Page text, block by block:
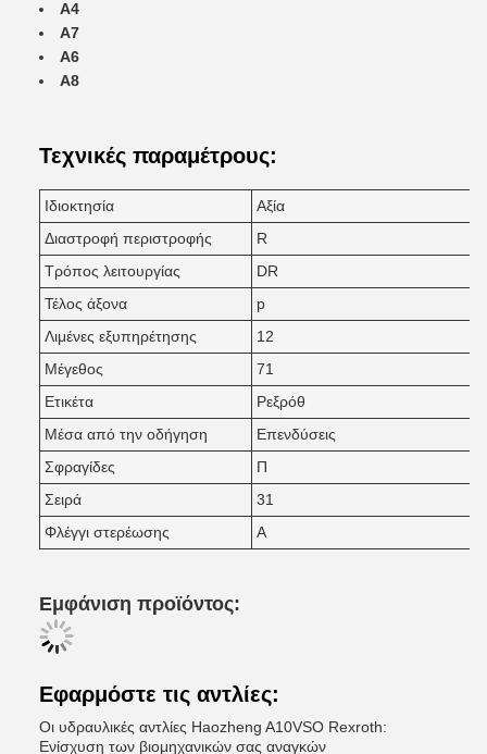
Α4
Α7
Α6
Α8
Τεχνικές παραμέτρους:
Ιδιοκτησία
Αξία
Διαστροφή περιστροφής
R
Τρόπος λειτουργίας
DR
Τέλος άξονα
p
Λιμένες εξυπηρέτησης
12
Μέγεθος
71
Ετικέτα
Ρεξρόθ
Μέσα από την οδήγηση
Επενδύσεις
Σφραγίδες
Π
Σειρά
31
Φλέγγι στερέωσης
Α
Εμφάνιση προϊόντος:
Εφαρμόστε τις αντλίες:
Οι υδραυλικές αντλίες Haozheng A10VSO Rexroth:
Ενίσχυση των βιομηχανικών σας αναγκών